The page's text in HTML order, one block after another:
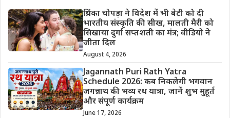
प्रियंका चोपड़ा ने विदेश में भी बेटी को दी
भारतीय संस्कृति की सीख, मालती मैरी को
सिखाया दुर्गा सप्तशती का मंत्र; वीडियो ने
जीता दिल
August 4, 2026
Jagannath Puri Rath Yatra
Schedule 2026: कब निकलेगी भगवान
जगन्नाथ की भव्य रथ यात्रा, जानें शुभ मुहूर्त
और संपूर्ण कार्यक्रम
June 17, 2026